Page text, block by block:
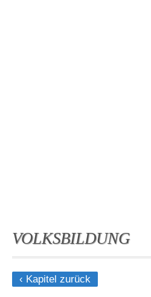
VOLKSBILDUNG
‹ Kapitel zurück